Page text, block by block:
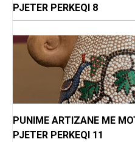
PJETER PERKEQI 8
PUNIME ARTIZANE ME
PJETER PERKEQI 11